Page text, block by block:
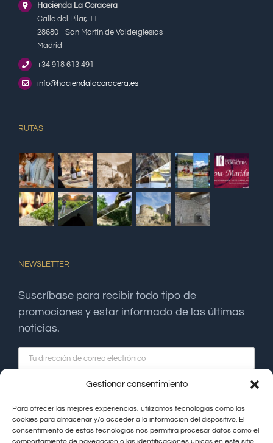
Gestionar consentimiento
Para ofrecer las mejores experiencias, utilizamos tecnologías como las
cookies para almacenar y/o acceder a la información del dispositivo. El
consentimiento de estas tecnologías nos permitirá procesar datos como el
Hacienda La Coracera
Calle del Pilar, 11
28680 - San Martín de Valdeiglesias
Madrid
+34 918 613 491
info@haciendalacoracera.es
RUTAS
NEWSLETTER
Suscríbase para recibir todo tipo de
promociones y estar informado de las últimas
noticias.